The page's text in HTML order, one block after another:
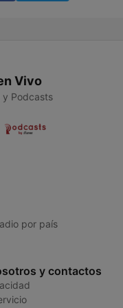
Vivo
y Podcasts
por país
y contactos